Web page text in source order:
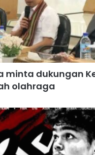
minta dukungan
olahraga